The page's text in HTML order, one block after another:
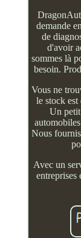
demande
de
d'avoir
sommes là
besoin.
Vous ne
le stock
Un
Nous
Avec un
entreprises